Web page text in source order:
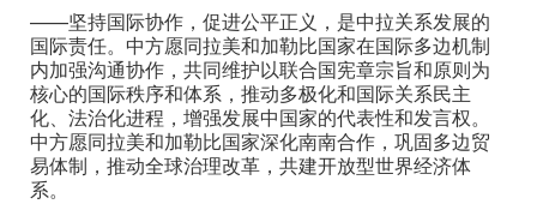
——坚持国际协作，促进公平正义，是中拉关系发展的
国际责任。中方愿同拉美和加勒比国家在国际多边机制
内加强沟通协作，共同维护以联合国宪章宗旨和原则为
核心的国际秩序和体系，推动多极化和国际关系民主
化、法治化进程，增强发展中国家的代表性和发言权。
中方愿同拉美和加勒比国家深化南南合作，巩固多边贸
易体制，推动全球治理改革，共建开放型世界经济体
系。